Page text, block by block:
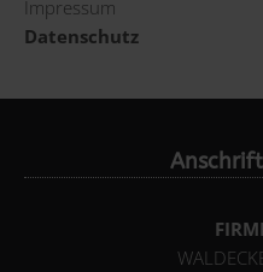
Impressum
Datenschutz